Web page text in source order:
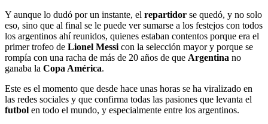
Y aunque lo dudó por un instante, el repartidor se quedó, y no solo
eso, sino que al final se le puede ver sumarse a los festejos con todos
los argentinos ahí reunidos, quienes estaban contentos porque era el
primer trofeo de Lionel Messi con la selección mayor y porque se
rompía con una racha de más de 20 años de que Argentina no
ganaba la Copa América.
Este es el momento que desde hace unas horas se ha viralizado en
las redes sociales y que confirma todas las pasiones que levanta el
futbol en todo el mundo, y especialmente entre los argentinos.